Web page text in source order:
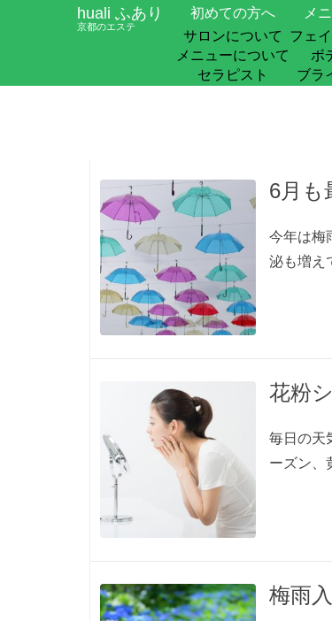
huali ふあり
京都のエステ
初めての方へ
サロンについて
メニューについて
セラピスト
メ
フェ
ボ
ブラ
6月も
今年は梅
泌も増え
花粉
毎日の天
ーズン、
梅雨